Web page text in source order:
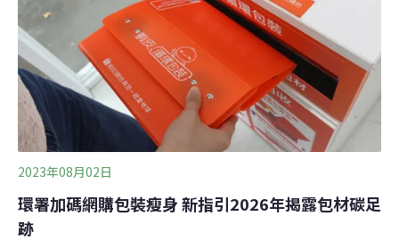
面道路相關規定。
2023年08月02日
環署加碼網購包裝瘦身 新指引2026年揭露包材碳足
跡